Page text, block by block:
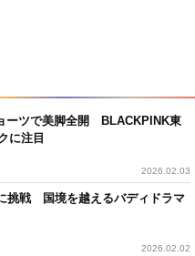
ーツで美脚全開 BLACKPINK東
に注目
2026.02.03
挑戦 国境を越えるバディドラマ
2026.02.02